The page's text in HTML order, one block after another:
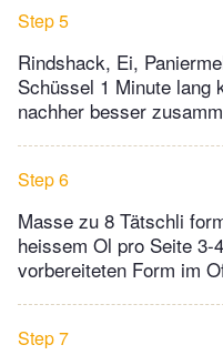
Step 5
Rindshack, Ei,
Schüssel 1 Minute lang
nachher besser
Step 6
Masse zu 8 Tätschli
heissem Ol pro Seite 3-
vorbereiteten Form im
Step 7